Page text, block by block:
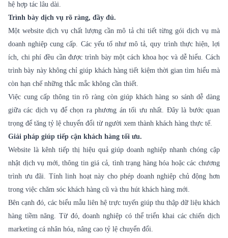
hệ hợp tác lâu dài.
Trình bày dịch vụ rõ ràng, đầy đủ.
Một website dịch vụ chất lượng cần mô tả chi tiết từng gói dịch vụ mà
doanh nghiệp cung cấp. Các yếu tố như mô tả, quy trình thực hiện, lợi
ích, chi phí đều cần được trình bày một cách khoa học và dễ hiểu. Cách
trình bày này không chỉ giúp khách hàng tiết kiệm thời gian tìm hiểu mà
còn hạn chế những thắc mắc không cần thiết.
Việc cung cấp thông tin rõ ràng còn giúp khách hàng so sánh dễ dàng
giữa các dịch vụ để chọn ra phương án tối ưu nhất. Đây là bước quan
trọng để tăng tỷ lệ chuyển đổi từ người xem thành khách hàng thực tế.
Giải pháp giúp tiếp cận khách hàng tối ưu.
Website là kênh tiếp thị hiệu quả giúp doanh nghiệp nhanh chóng cập
nhật dịch vụ mới, thông tin giá cả, tình trạng hàng hóa hoặc các chương
trình ưu đãi. Tính linh hoạt này cho phép doanh nghiệp chủ động hơn
trong việc chăm sóc khách hàng cũ và thu hút khách hàng mới.
Bên cạnh đó, các biểu mẫu liên hệ trực tuyến giúp thu thập dữ liệu khách
hàng tiềm năng. Từ đó, doanh nghiệp có thể triển khai các chiến dịch
marketing cá nhân hóa, nâng cao tỷ lệ chuyển đổi.